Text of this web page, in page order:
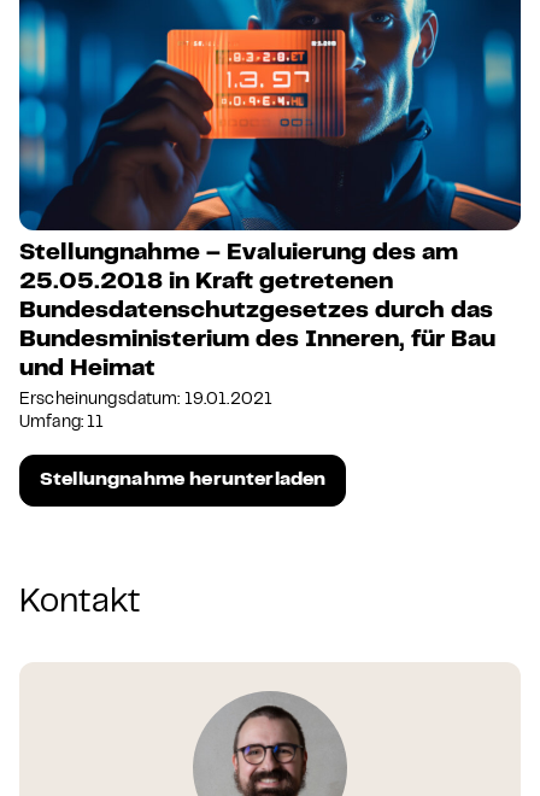
Stellungnahme – Evaluierung des am
25.05.2018 in Kraft getretenen
Bundesdatenschutzgesetzes durch das
Bundesministerium des Inneren, für Bau
und Heimat
Erscheinungsdatum: 19.01.2021
Umfang: 11
Stellungnahme herunterladen
Kontakt